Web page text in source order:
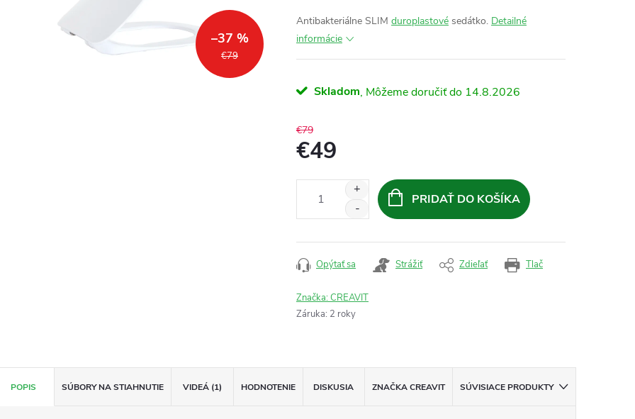
€79
–37 %
Antibakteriálne SLIM duroplastové sedátko. Detailné
informácie
Skladom 14.8.2026
€79
€49
PRIDAŤ DO KOŠÍKA
Tlač
Opýtať sa Strážiť Zdieľať
Značka:CREAVIT
Záruka: 2 roky
POPIS SÚBORY NA STIAHNUTIE VIDEÁ (1) HODNOTENIE DISKUSIA ZNAČKACREAVIT SÚVISIACE PRODUKTY